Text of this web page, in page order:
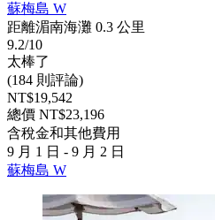
蘇梅島 W
距離湄南海灘 0.3 公里
9.2/10
太棒了
(184 則評論)
NT$19,542
總價 NT$23,196
含稅金和其他費用
9 月 1 日 - 9 月 2 日
蘇梅島 W